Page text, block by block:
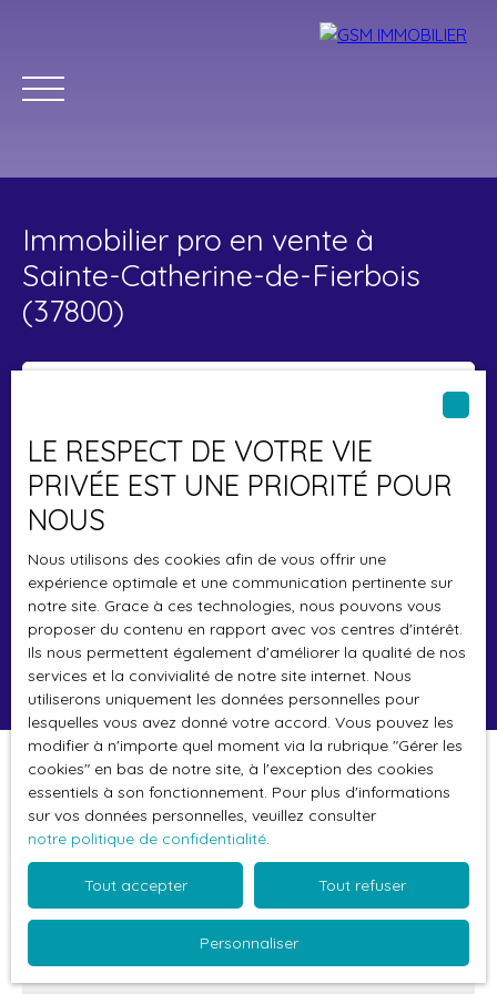
Blog
Parrainage
Immobilier pro en vente à
Sainte-Catherine-de-Fierbois
(37800)
Type d'offre
Immobilier Pro
Sainte-Catherine-de-Fierbois (37800)
Localisation
Budget max (€)
Surface min (m²)
Rechercher
Pertinence
Trier par Créer une alerte
Vendu
LE RESPECT DE VOTRE VIE
PRIVÉE EST UNE PRIORITÉ POUR
NOUS
Nous utilisons des cookies afin de vous offrir une
expérience optimale et une communication pertinente sur
notre site. Grace à ces technologies, nous pouvons vous
proposer du contenu en rapport avec vos centres d'intérêt.
Ils nous permettent également d'améliorer la qualité de nos
services et la convivialité de notre site internet. Nous
utiliserons uniquement les données personnelles pour
lesquelles vous avez donné votre accord. Vous pouvez les
modifier à n'importe quel moment via la rubrique ″Gérer les
cookies″ en bas de notre site, à l'exception des cookies
essentiels à son fonctionnement. Pour plus d'informations
sur vos données personnelles, veuillez consulter
notre politique de confidentialité.
Tout accepter Tout refuser
Personnaliser